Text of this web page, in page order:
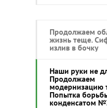
Продолжаем
жизнь теще.
излив в бочку
Наши руки не
Продолжаем
модернизацию
Попытка
конденсатом